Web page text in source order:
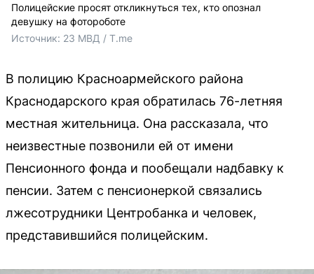
Полицейские просят откликнуться тех, кто опознал
девушку на фотороботе
Источник: 23 МВД / T.me
В полицию Красноармейского района
Краснодарского края обратилась 76-летняя
местная жительница. Она рассказала, что
неизвестные позвонили ей от имени
Пенсионного фонда и пообещали надбавку к
пенсии. Затем с пенсионеркой связались
лжесотрудники Центробанка и человек,
представившийся полицейским.